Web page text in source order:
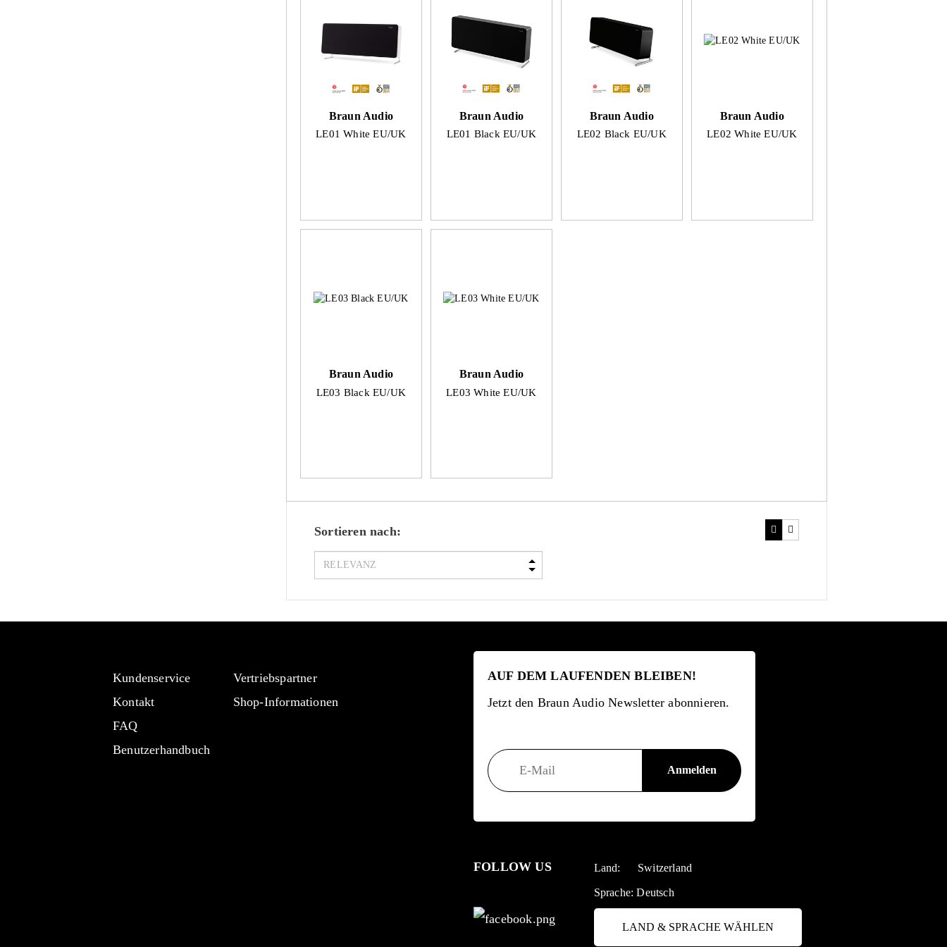
Braun Audio
LE01 White EU/UK
Braun Audio
LE01 Black EU/UK
Braun Audio
LE02 Black EU/UK
Braun Audio
LE02 White EU/UK
Braun Audio
LE03 Black EU/UK
Braun Audio
LE03 White EU/UK
Sortieren nach:
Kundenservice
Kontakt
FAQ
Benutzerhandbuch
Vertriebspartner
Shop-Informationen
AUF DEM LAUFENDEN BLEIBEN!
Jetzt den Braun Audio Newsletter abonnieren.
FOLLOW US Land: Switzerland
Sprache:Deutsch
LAND & SPRACHE WÄHLEN